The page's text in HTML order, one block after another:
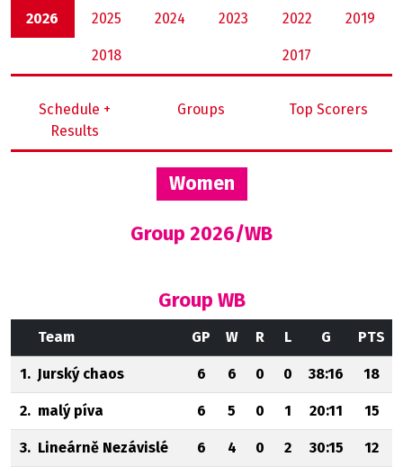
2026 2025 2024 2023 2022 2019
2018 2017
Schedule +
Results
Groups Top Scorers
Women
Group 2026/WB
Group WB
Team GP W R L G PTS
1. Jurský chaos 6 6 0 0 38:16 18
2. malý píva 6 5 0 1 20:11 15
3. Lineárně Nezávislé 6 4 0 2 30:15 12